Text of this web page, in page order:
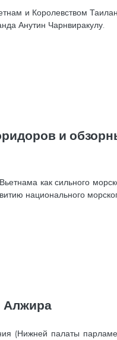
и Королевством
Анутин Чарнвиракулу.
и
как сильного
национального
Алжира
(Нижней палаты